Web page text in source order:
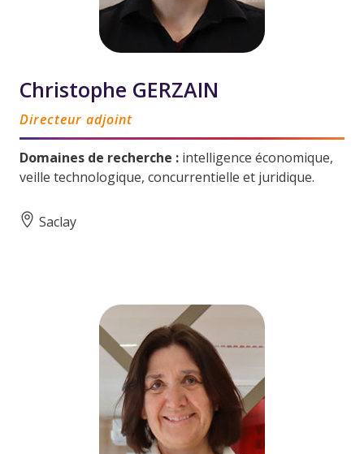
Christophe GERZAIN
Directeur adjoint
Domaines de recherche : intelligence économique,
veille technologique, concurrentielle et juridique.
Saclay